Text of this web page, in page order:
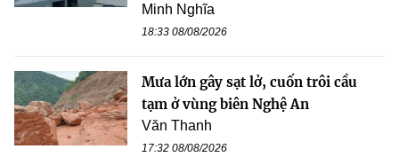
Minh Nghĩa
18:33 08/08/2026
Mưa lớn gây sạt lở, cuốn trôi cầu
tạm ở vùng biên Nghệ An
Văn Thanh
17:32 08/08/2026